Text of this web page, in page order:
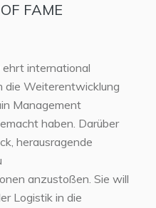
FAME
international
die Weiterentwicklung
Management
haben. Darüber
herausragende
anzustoßen. Sie will
Logistik in die